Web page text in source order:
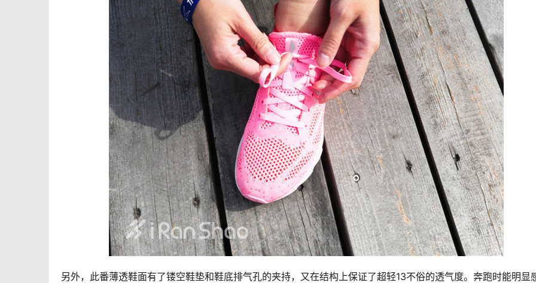
另外，此番薄透鞋面有了镂空鞋垫和鞋底排气孔的夹持，又在结构上保证了超轻13不俗的透气度。奔跑时能明显